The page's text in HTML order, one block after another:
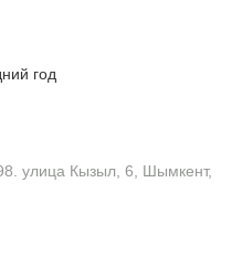
год
улица Кызыл, 6, Шымкент,